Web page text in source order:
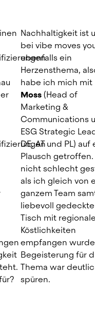
Nachhaltigkeit ist
bei vibe moves
ebenfalls ein
Herzensthema,
habe ich mich mit
Moss (Head of
Marketing &
Communications
ESG Strategic
DE, AT und PL) auf
Plausch getroffen.
nicht schlecht
als ich gleich von
ganzem Team
liebevoll
Tisch mit
Köstlichkeiten
empfangen
Begeisterung für
Thema war
spüren.